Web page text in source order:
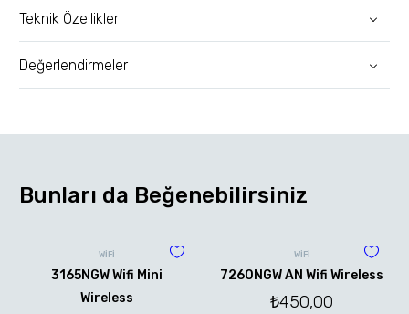
Teknik Özellikler
Değerlendirmeler
Bunları da Beğenebilirsiniz
WİFİ
3165NGW Wifi Mini
Wireless
WİFİ
7260NGW AN Wifi Wireless
₺450,00